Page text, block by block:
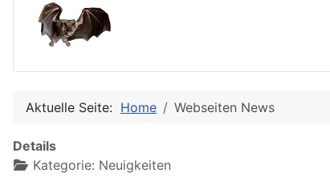
Aktuelle Seite: Home Webseiten News
Details
Kategorie: Neuigkeiten